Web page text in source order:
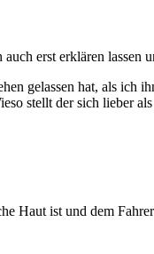
erst erklären lassen
gelassen hat, als ich
stellt der sich lieber
Haut ist und dem